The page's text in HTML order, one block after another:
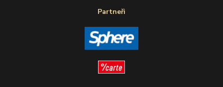
Partneři